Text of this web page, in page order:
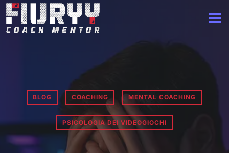
BLOG COACHING MENTAL COACHING
PSICOLOGIA DEI VIDEOGIOCHI